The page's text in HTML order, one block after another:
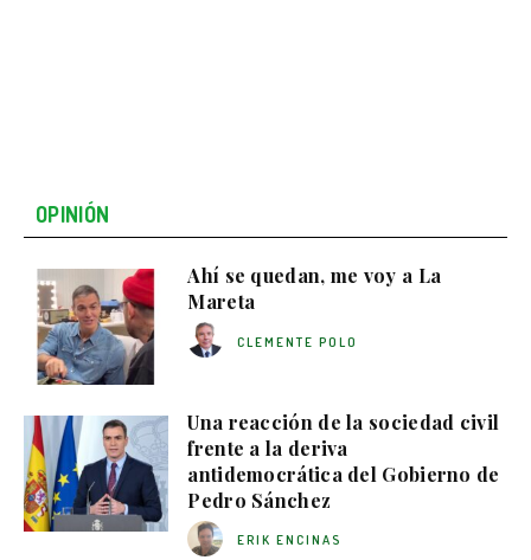
OPINIÓN
Ahí se quedan, me voy a La
Mareta
CLEMENTE POLO
Una reacción de la sociedad civil
frente a la deriva
antidemocrática del Gobierno de
Pedro Sánchez
ERIK ENCINAS